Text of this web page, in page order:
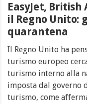
EasyJet,
il Regno Unito:
quarantena
Il Regno Unito ha
turismo europeo
turismo interno alla
imposta dal governo
turismo, come